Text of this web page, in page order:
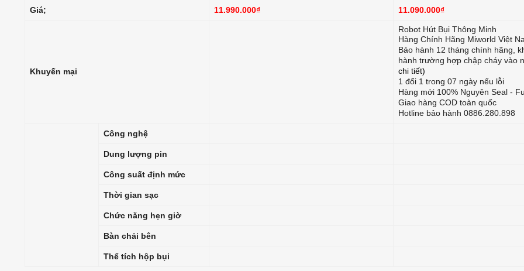
Giá; 11.990.000₫ 11.090.000₫
Khuyến mại
Robot Hút Bụi Thông Minh
Hàng Chính Hãng Miworld Việt
Bảo hành 12 tháng chính hãng,
hành trường hợp chập cháy vào
chi tiết)
1 đổi 1 trong 07 ngày nếu lỗi
Hàng mới 100% Nguyên Seal -
Giao hàng COD toàn quốc
Hotline bảo hành 0886.280.898
Công nghệ
Dung lượng pin
Công suất định mức
Thời gian sạc
Chức năng hẹn giờ
Bàn chải bên
Thể tích hộp bụi